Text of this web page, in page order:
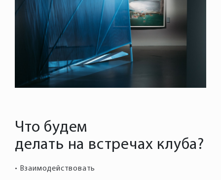
Что будем
делать на встречах клуба?
• Взаимодействовать